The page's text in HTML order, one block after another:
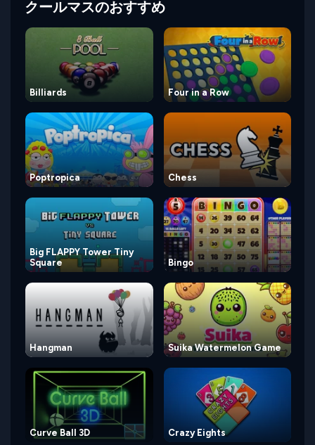
クールマスのおすすめ
Billiards Four in a Row
Poptropica Chess
Big FLAPPY Tower Tiny
Square
Bingo
Hangman Suika Watermelon Game
Curve Ball 3D Crazy Eights